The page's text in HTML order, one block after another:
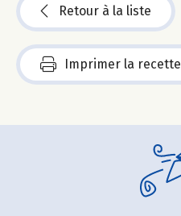
Retour à la liste
Imprimer la recette